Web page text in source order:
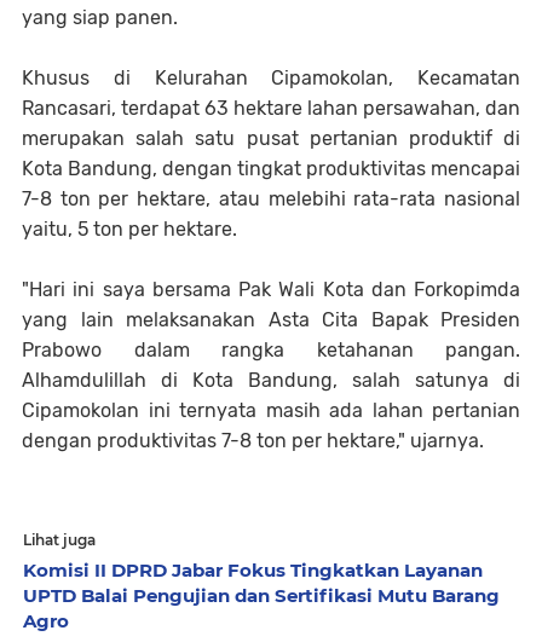
yang siap panen.
Khusus di Kelurahan Cipamokolan, Kecamatan
Rancasari, terdapat 63 hektare lahan persawahan, dan
merupakan salah satu pusat pertanian produktif di
Kota Bandung, dengan tingkat produktivitas mencapai
7-8 ton per hektare, atau melebihi rata-rata nasional
yaitu, 5 ton per hektare.
"Hari ini saya bersama Pak Wali Kota dan Forkopimda
yang lain melaksanakan Asta Cita Bapak Presiden
Prabowo dalam rangka ketahanan pangan.
Alhamdulillah di Kota Bandung, salah satunya di
Cipamokolan ini ternyata masih ada lahan pertanian
dengan produktivitas 7-8 ton per hektare," ujarnya.
Lihat juga
Komisi II DPRD Jabar Fokus Tingkatkan Layanan
UPTD Balai Pengujian dan Sertifikasi Mutu Barang
Agro